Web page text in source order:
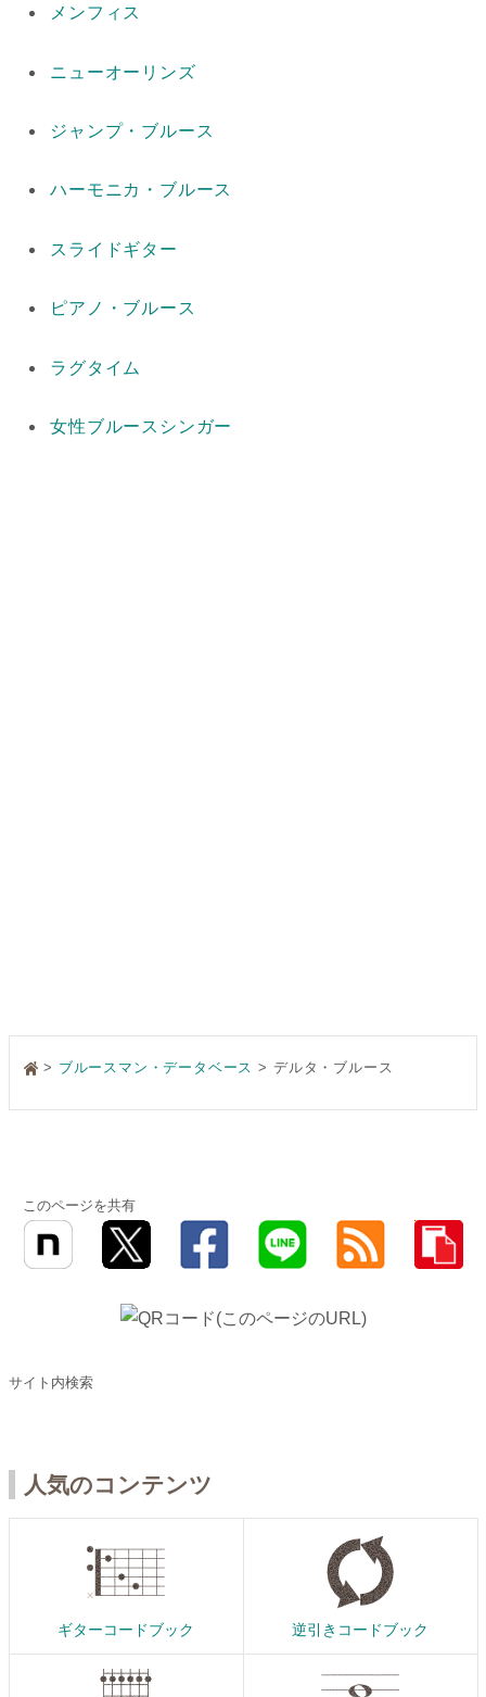
メンフィス
ニューオーリンズ
ジャンプ・ブルース
ハーモニカ・ブルース
スライドギター
ピアノ・ブルース
ラグタイム
女性ブルースシンガー
> ブルースマン・データベース デルタ・ブルース
このページを共有
サイト内検索
人気のコンテンツ
ギターコードブック 逆引きコードブック